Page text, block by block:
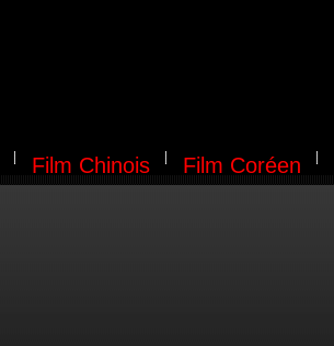
Film Chinois Film Coréen